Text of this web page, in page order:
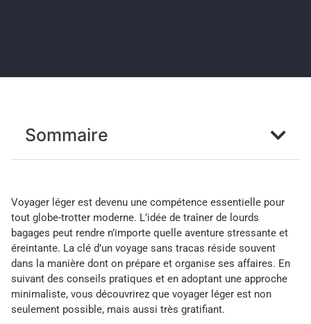
Sommaire
Voyager léger est devenu une compétence essentielle pour
tout globe-trotter moderne. L’idée de traîner de lourds
bagages peut rendre n’importe quelle aventure stressante et
éreintante. La clé d’un voyage sans tracas réside souvent
dans la manière dont on prépare et organise ses affaires. En
suivant des conseils pratiques et en adoptant une approche
minimaliste, vous découvrirez que voyager léger est non
seulement possible, mais aussi très gratifiant.